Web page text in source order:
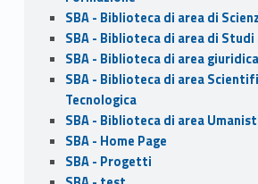
SBA - Biblioteca di area di
SBA - Biblioteca di area di
SBA - Biblioteca di area giuridica
SBA - Biblioteca di area
Tecnologica
SBA - Biblioteca di area
SBA - Home Page
SBA - Progetti